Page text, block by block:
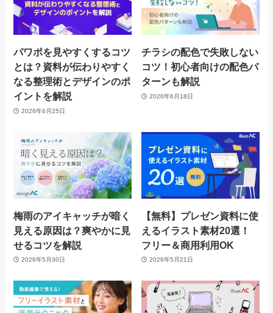
パワポを見やすくするコツ
とは？資料が伝わりやすく
なる整理術とデザインのポ
イントを解説
2026年6月25日
チラシの配色で失敗しない
コツ！初心者向けの配色パ
ターンも解説
2026年6月18日
梅雨のアイキャッチが暗く
見える原因は？爽やかに見
せるコツを解説
2026年5月30日
【無料】プレゼン資料に使
えるイラスト素材20選！
フリー＆商用利用OK
2026年5月21日